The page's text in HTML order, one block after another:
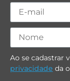
Ao se cadastrar
privacidade da